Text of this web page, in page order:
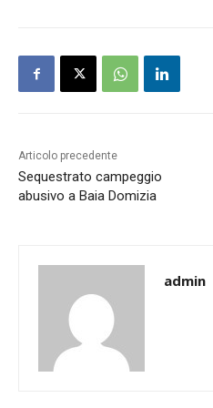
Articolo precedente
Sequestrato campeggio
abusivo a Baia Domizia
admin